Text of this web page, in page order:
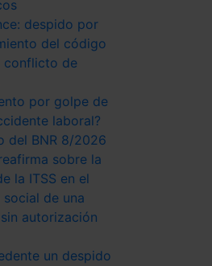
despido por
del código
conflicto de
por golpe de
laboral?
del BNR 8/2026
sobre la
la ITSS en el
de una
autorización
un despido